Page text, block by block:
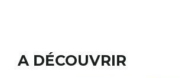
A DÉCOUVRIR